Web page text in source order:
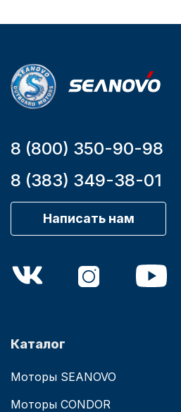
8 (800) 350-90-98
8 (383) 349-38-01
Написать нам
Каталог
Моторы SEANOVO
Моторы CONDOR